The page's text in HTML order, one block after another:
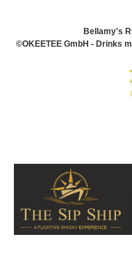
Bellamy's
©OKEETEE GmbH - Drinks